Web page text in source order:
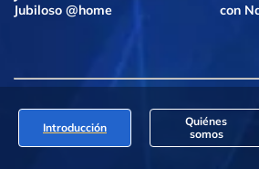
Jubiloso @home
con
Introducción
Quiénes
somos